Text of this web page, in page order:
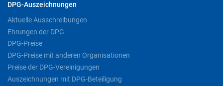
DPG-Auszeichnungen
Aktuelle Ausschreibungen
Ehrungen der DPG
DPG-Preise
DPG-Preise mit anderen Organisationen
Preise der DPG-Vereinigungen
Auszeichnungen mit DPG-Beteiligung